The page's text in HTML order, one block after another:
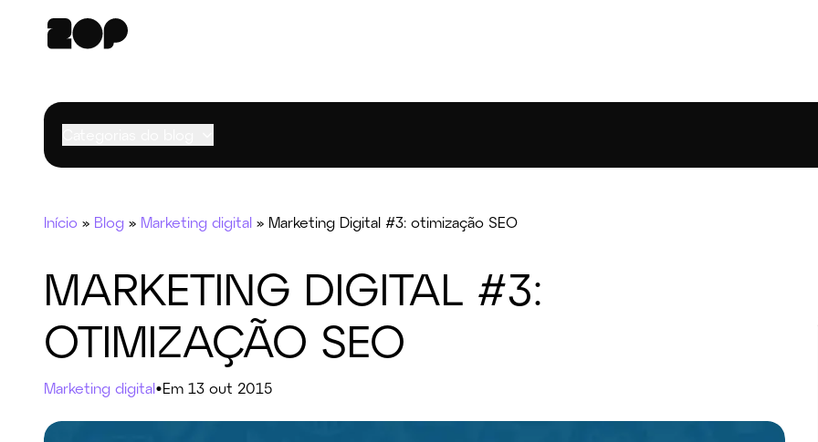
Início » Blog » Marketing digital » Marketing Digital #3: otimização SEO
MARKETING DIGITAL #3:
OTIMIZAÇÃO SEO
Marketing digital•Em 13 out 2015